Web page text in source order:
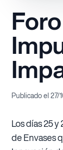
Publicado el 27/
Los días 25
de Envases